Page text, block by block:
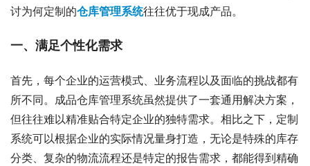
讨为何定制的仓库管理系统往往优于现成产品。
一、满足个性化需求
首先，每个企业的运营模式、业务流程以及面临的挑战都有
所不同。成品仓库管理系统虽然提供了一套通用解决方案，
但往往难以精准贴合特定企业的独特需求。相比之下，定制
系统可以根据企业的实际情况量身打造，无论是特殊的库存
分类、复杂的物流流程还是特定的报告需求，都能得到精确